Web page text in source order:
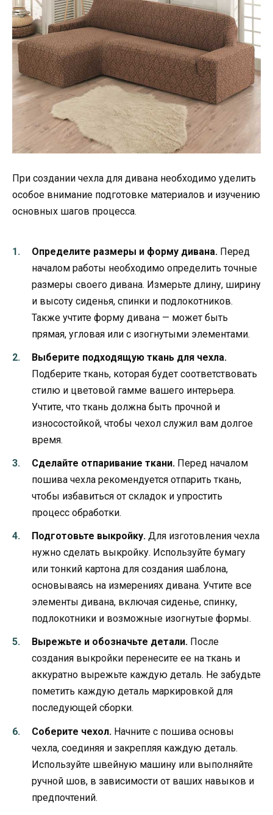
При создании чехла для дивана необходимо уделить
особое внимание подготовке материалов и изучению
основных шагов процесса.
Определите размеры и форму дивана. Перед
началом работы необходимо определить точные
размеры своего дивана. Измерьте длину, ширину
и высоту сиденья, спинки и подлокотников.
Также учтите форму дивана — может быть
прямая, угловая или с изогнутыми элементами.
Выберите подходящую ткань для чехла.
Подберите ткань, которая будет соответствовать
стилю и цветовой гамме вашего интерьера.
Учтите, что ткань должна быть прочной и
износостойкой, чтобы чехол служил вам долгое
время.
Сделайте отпаривание ткани. Перед началом
пошива чехла рекомендуется отпарить ткань,
чтобы избавиться от складок и упростить
процесс обработки.
Подготовьте выкройку. Для изготовления чехла
нужно сделать выкройку. Используйте бумагу
или тонкий картона для создания шаблона,
основываясь на измерениях дивана. Учтите все
элементы дивана, включая сиденье, спинку,
подлокотники и возможные изогнутые формы.
Вырежьте и обозначьте детали. После
создания выкройки перенесите ее на ткань и
аккуратно вырежьте каждую деталь. Не забудьте
пометить каждую деталь маркировкой для
последующей сборки.
Соберите чехол. Начните с пошива основы
чехла, соединяя и закрепляя каждую деталь.
Используйте швейную машину или выполняйте
ручной шов, в зависимости от ваших навыков и
предпочтений.